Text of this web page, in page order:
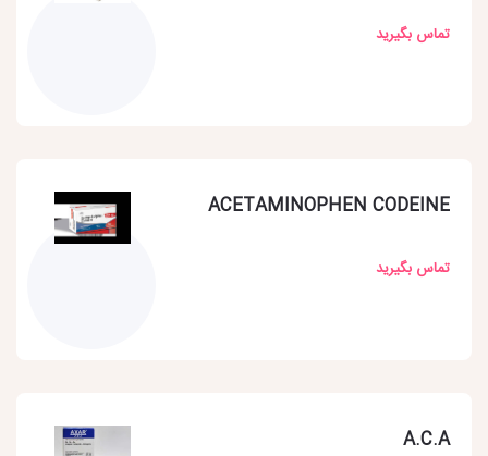
تماس بگیرید
ACETAMINOPHEN CODEINE
تماس بگیرید
A.C.A